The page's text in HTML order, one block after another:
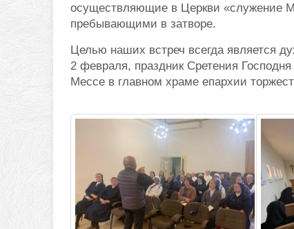
осуществляющие в Церкви «служение
пребывающими в затворе.
Целью наших встреч всегда является
2 февраля, праздник Сретения Господня
Мессе в главном храме епархии